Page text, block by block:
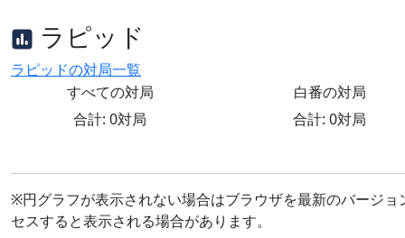
ラピッド
ラピッドの対局一覧
すべての対局
合計: 0対局
白番の対局
合計: 0対局
※円グラフが表示されない場合はブラウザを最新のバージ
セスすると表示される場合があります。